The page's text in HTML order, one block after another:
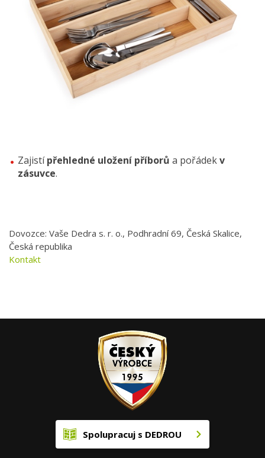
Zajistípřehledné uložení příborů a pořádekv
zásuvce.
Dovozce: Vaše Dedra s. r. o., Podhradní 69, Česká Skalice,
Česká republika
Kontakt
Spolupracuj s DEDROU